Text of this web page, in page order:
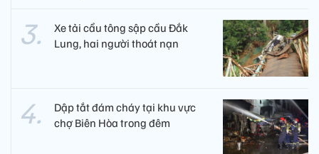
Xe tải cẩu tông sập cầu Đắk
Lung, hai người thoát nạn
Dập tắt đám cháy tại khu vực
chợ Biên Hòa trong đêm